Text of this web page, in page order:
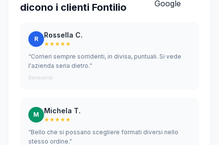
dicono i clienti Fontilio
R Rossella C.
★★★★★
“Corrieri sempre sorridenti, in divisa, puntuali. Si vede
l'azienda seria dietro.”
Benevento
M Michela T.
★★★★★
“Bello che si possano scegliere formati diversi nello
stesso ordine.”